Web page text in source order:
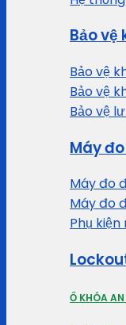
Bảo vệ
Bảo vệ
Bảo vệ
Bảo vệ
Máy
Máy đo
Máy đo
Phụ
Ổ KHÓA